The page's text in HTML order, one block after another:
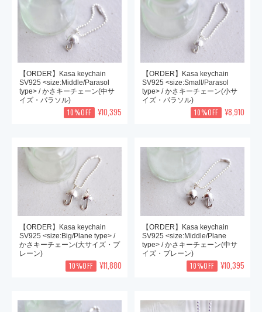
【ORDER】Kasa keychain
SV925 <size:Middle/Parasol
type> / かさキーチェーン(中サ
イズ・パラソル)
10%OFF ¥10,395
【ORDER】Kasa keychain
SV925 <size:Small/Parasol
type> / かさキーチェーン(小サ
イズ・パラソル)
10%OFF ¥8,910
【ORDER】Kasa keychain
SV925 <size:Big/Plane type> /
かさキーチェーン(大サイズ・プ
レーン)
10%OFF ¥11,880
【ORDER】Kasa keychain
SV925 <size:Middle/Plane
type> / かさキーチェーン(中サ
イズ・プレーン)
10%OFF ¥10,395